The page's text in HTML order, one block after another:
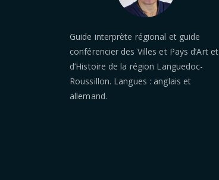
Guide interprète régional et guide
conférencier des Villes et Pays d’Art et
d’Histoire de la région Languedoc-
Roussillon. Langues : anglais et
allemand.